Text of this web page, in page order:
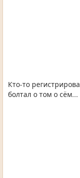
Кто-то
болтал о том о сём...